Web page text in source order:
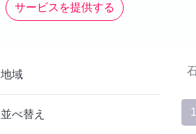
サービスを提供する
地域
並べ替え 1